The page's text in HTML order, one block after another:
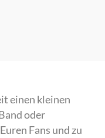
einen kleinen
oder
Fans und zu